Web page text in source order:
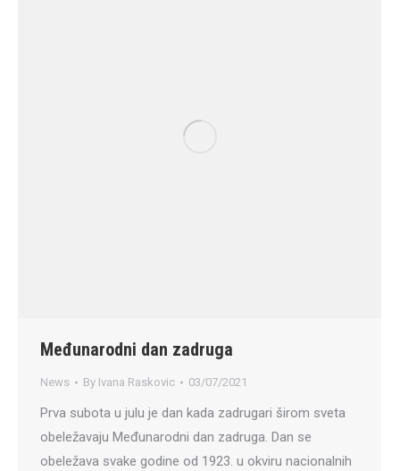
Međunarodni dan zadruga
News By Ivana Raskovic 03/07/2021
Prva subota u julu je dan kada zadrugari širom sveta
obeležavaju Međunarodni dan zadruga. Dan se
obeležava svake godine od 1923. u okviru nacionalnih